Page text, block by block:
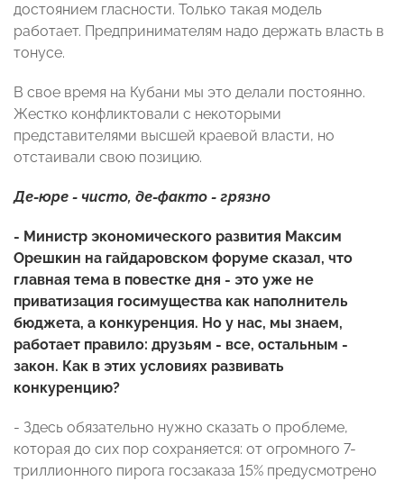
достоянием гласности. Только такая модель
работает. Предпринимателям надо держать власть в
тонусе.
В свое время на Кубани мы это делали постоянно.
Жестко конфликтовали с некоторыми
представителями высшей краевой власти, но
отстаивали свою позицию.
Де-юре - чисто, де-факто - грязно
- Министр экономического развития Максим
Орешкин на гайдаровском форуме сказал, что
главная тема в повестке дня - это уже не
приватизация госимущества как наполнитель
бюджета, а конкуренция. Но у нас, мы знаем,
работает правило: друзьям - все, остальным -
закон. Как в этих условиях развивать
конкуренцию?
- Здесь обязательно нужно сказать о проблеме,
которая до сих пор сохраняется: от огромного 7-
триллионного пирога госзаказа 15% предусмотрено